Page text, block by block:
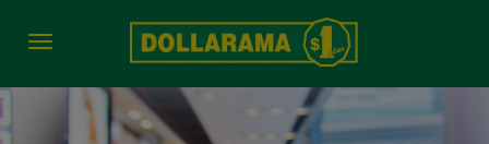
Toggle navigation